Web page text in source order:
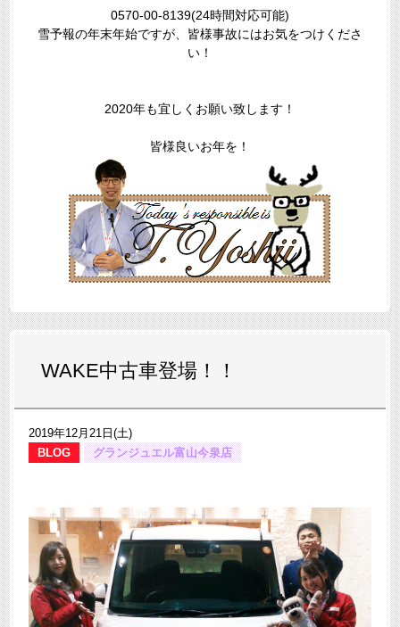
0570-00-8139(24時間対応可能)
雪予報の年末年始ですが、皆様事故にはお気をつけくださ
い！
2020年も宜しくお願い致します！
皆様良いお年を！
WAKE中古車登場！！
2019年12月21日(土)
BLOG
グランジュエル富山今泉店